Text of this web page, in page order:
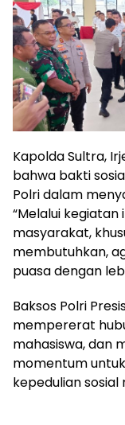
Kapolda Sultra,
bahwa bakti
Polri dalam
“Melalui
masyarakat,
membutuhkan,
puasa dengan
Baksos Polri
mempererat
mahasiswa, dan
momentum
kepedulian